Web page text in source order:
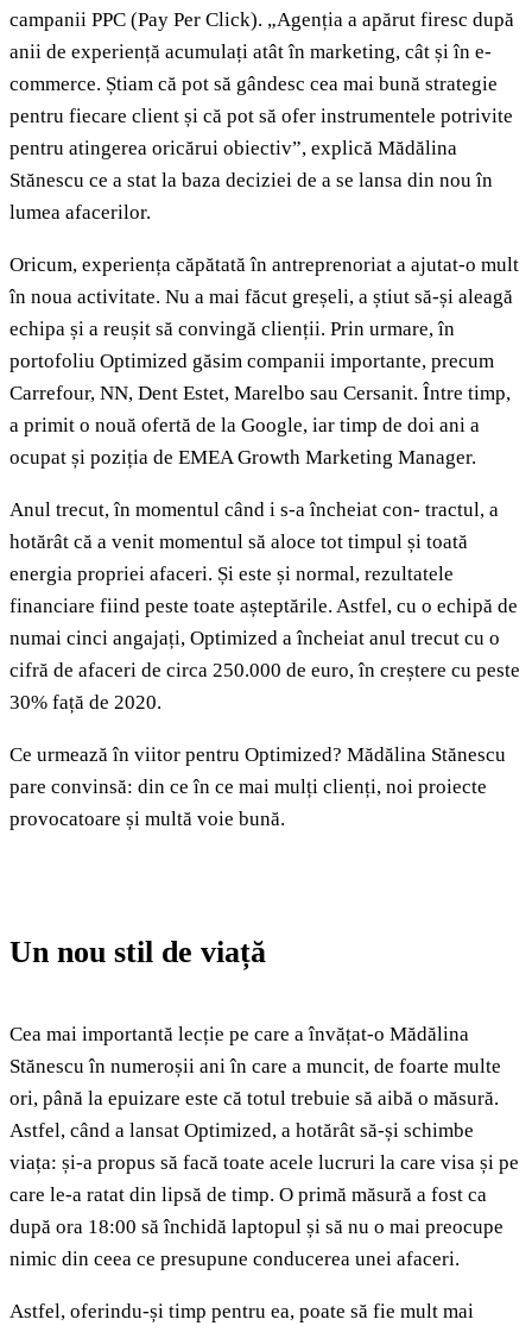
campanii PPC (Pay Per Click). „Agenția a apărut firesc după
anii de experiență acumulați atât în marketing, cât și în e-
commerce. Știam că pot să gândesc cea mai bună strategie
pentru fiecare client și că pot să ofer instrumentele potrivite
pentru atingerea oricărui obiectiv”, explică Mădălina
Stănescu ce a stat la baza deciziei de a se lansa din nou în
lumea afacerilor.
Oricum, experiența căpătată în antreprenoriat a ajutat-o mult
în noua activitate. Nu a mai făcut greșeli, a știut să-și aleagă
echipa și a reușit să convingă clienții. Prin urmare, în
portofoliu Optimized găsim companii importante, precum
Carrefour, NN, Dent Estet, Marelbo sau Cersanit. Între timp,
a primit o nouă ofertă de la Google, iar timp de doi ani a
ocupat și poziția de EMEA Growth Marketing Manager.
Anul trecut, în momentul când i s-a încheiat con- tractul, a
hotărât că a venit momentul să aloce tot timpul și toată
energia propriei afaceri. Și este și normal, rezultatele
financiare fiind peste toate așteptările. Astfel, cu o echipă de
numai cinci angajați, Optimized a încheiat anul trecut cu o
cifră de afaceri de circa 250.000 de euro, în creștere cu peste
30% față de 2020.
Ce urmează în viitor pentru Optimized? Mădălina Stănescu
pare convinsă: din ce în ce mai mulți clienți, noi proiecte
provocatoare și multă voie bună.
Un nou stil de viață
Cea mai importantă lecție pe care a învățat-o Mădălina
Stănescu în numeroșii ani în care a muncit, de foarte multe
ori, până la epuizare este că totul trebuie să aibă o măsură.
Astfel, când a lansat Optimized, a hotărât să-și schimbe
viața: și-a propus să facă toate acele lucruri la care visa și pe
care le-a ratat din lipsă de timp. O primă măsură a fost ca
după ora 18:00 să închidă laptopul și să nu o mai preocupe
nimic din ceea ce presupune conducerea unei afaceri.
Astfel, oferindu-și timp pentru ea, poate să fie mult mai